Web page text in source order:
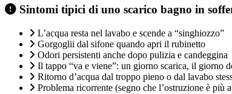
Sintomi tipici di uno scarico bagno in
L’acqua resta nel lavabo e scende a “singhiozzo”
Gorgoglii dal sifone quando apri il rubinetto
Odori persistenti anche dopo pulizia e candeggina
Il tappo “va e viene”: un giorno scarica, il giorno
Ritorno d’acqua dal troppo pieno o dal lavabo
Problema ricorrente (segno che l’ostruzione è più